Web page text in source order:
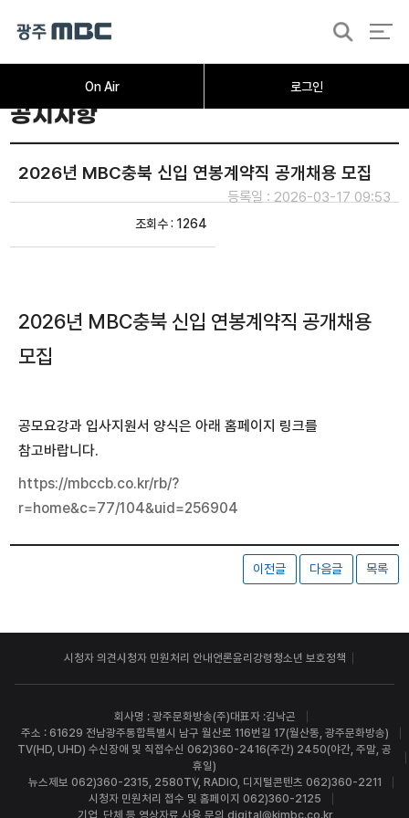
On Air 로그인
검
공지사항
2026년 MBC충북 신입 연봉계약직 공개채용 모집
등록일 : 2026-03-17 09:53
조회수 : 1264
2026년 MBC충북 신입 연봉계약직 공개채용
모집
공모요강과 입사지원서 양식은 아래 홈페이지 링크를
참고바랍니다.
https://mbccb.co.kr/rb/?
r=home&c=77/104&uid=256904
이전글 다음글 목록
시청자 의견시청자 민원처리 안내언론윤리강령 청소년 보호정책
회사명 : 광주문화방송(주)대표자 :김낙곤
주소 : 61629 전남광주통합특별시 남구 월산로 116번길 17(월산동, 광주문화방송)
TV(HD, UHD) 수신장애 및 직접수신 062)360-2416(주간) 2450(야간, 주말, 공
휴일)
뉴스제보 062)360-2315, 2580TV, RADIO, 디지털콘텐츠 062)360-2211
시청자 민원처리 접수 및 홈페이지 062)360-2125
기업, 단체 등 영상자료 사용 문의 digital@kjmbc.co.kr